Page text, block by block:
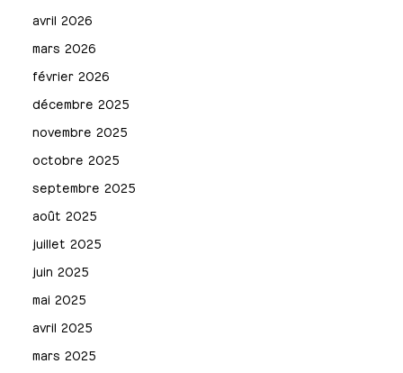
avril 2026
mars 2026
février 2026
décembre 2025
novembre 2025
octobre 2025
septembre 2025
août 2025
juillet 2025
juin 2025
mai 2025
avril 2025
mars 2025